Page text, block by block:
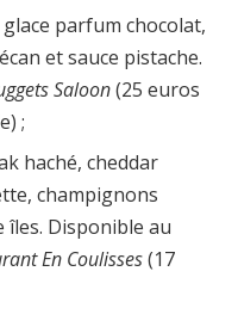
glace parfum chocolat,
et sauce pistache.
Saloon(25 euros
;
haché, cheddar
champignons
îles. Disponible au
En Coulisses(17